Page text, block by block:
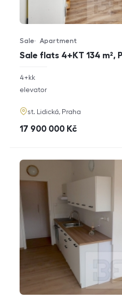
Sale flats 4+KT 134 m²,
Offer type
Sale
Property type
Apartment
rozměry
disposition
4+kk
funkce
elevator
adresa
st. Lidická, Praha
cena
17 900 000 Kč